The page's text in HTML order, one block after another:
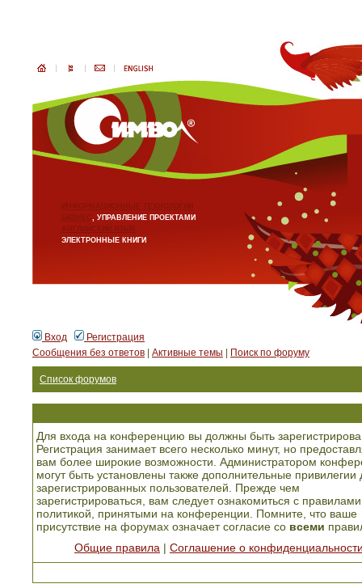
ИНФОРМАЦИОННЫЕ ТЕХНОЛОГИИ
БИЗНЕС, УПРАВЛЕНИЕ ПРОЕКТАМИ
АНГЛИЙСКИЙ ЯЗЫК
ЭЛЕКТРОННЫЕ КНИГИ
Вход
Регистрация
Сообщения без ответов
Активные темы Поиск по форуму
Список форумов
Для входа на конференцию вы должны быть
Регистрация занимает всего несколько минут, но
вам более широкие возможности. Администратором
могут быть установлены также дополнительные привилегии
зарегистрированных пользователей. Прежде чем
зарегистрироваться, вам следует ознакомиться с
политикой, принятыми на конференции. Помните, что ваше
присутствие на форумах означает согласие со всеми
Общие правила
Соглашение о